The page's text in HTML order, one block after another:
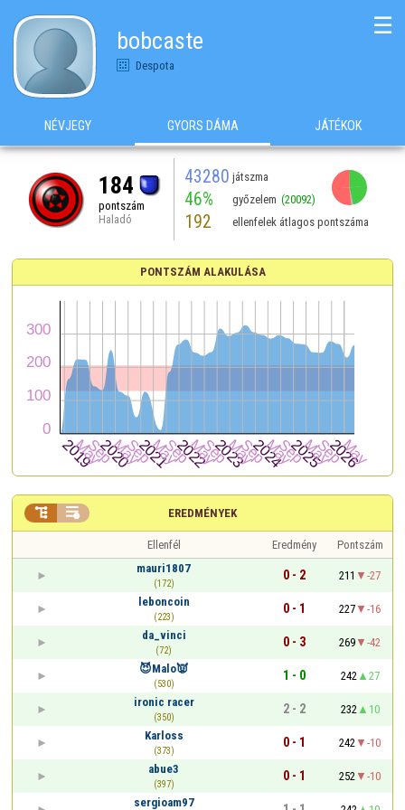
bobcaste
Despota
☰
NÉVJEGY GYORS DÁMA JÁTÉKOK
184
pontszám
Haladó
43280 játszma
46% győzelem (20092)
192 ellenfelek átlagos pontszáma
PONTSZÁM ALAKULÁSA
EREDMÉNYEK
 
Ellenfél Eredmény
Pontszám
mauri1807
(172)
0 - 2 211
-27
leboncoin
(223)
0 - 1 227
-16
da_vinci
(72)
0 - 3 269
-42
😈Malo👿
(530)
1 - 0 242
27
ironic racer
(350)
2 - 2 232
10
Karloss
(373)
0 - 1 242
-10
abue3
(397)
0 - 1 252
-10
sergioam97